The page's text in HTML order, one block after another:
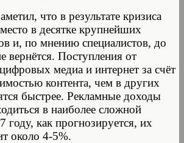
что в результате кризиса
в десятке крупнейших
и, по мнению специалистов, до
вернётся. Поступления от
медиа и интернет за счёт
контента, чем в других
быстрее. Рекламные доходы
в наиболее сложной
году, как прогнозируется, их
около 4-5%.